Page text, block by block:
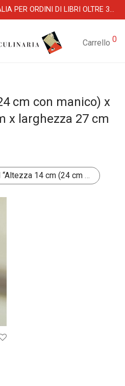
SPEDIZIONI GRATUITE IN ITALIA PER ORDINI DI LIBRI OLTRE 39 €
Carrello 0
cm con manico) x
x larghezza 27 cm
“Altezza 14 cm (24 cm con manico) x lunghezza 36 cm x larghezza 27 cm”